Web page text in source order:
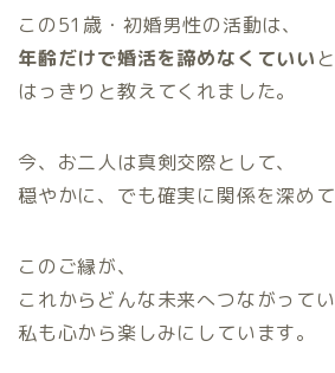
この51歳・初婚男性の活動は、
年齢だけで婚活を諦めなくていい
はっきりと教えてくれました。
今、お二人は真剣交際として、
穏やかに、でも確実に関係を深めて
このご縁が、
これからどんな未来へつながって
私も心から楽しみにしています。